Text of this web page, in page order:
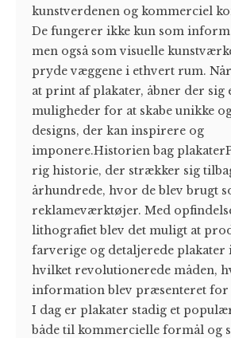
kunstverdenen og kommerciel
De fungerer ikke kun som
men også som visuelle
pryde væggene i ethvert rum.
at print af plakater, åbner der sig
muligheder for at skabe unikke
designs, der kan inspirere og
imponere.Historien bag
rig historie, der strækker sig
århundrede, hvor de blev brugt
reklameværktøjer. Med
lithografiet blev det muligt at
farverige og detaljerede plakater
hvilket revolutionerede måden,
information blev præsenteret for
I dag er plakater stadig et
både til kommercielle formål og